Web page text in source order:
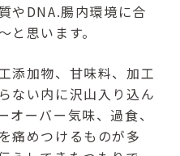
やDNA.腸内環境に合
と思います。
添加物、甘味料、加工
ない内に沢山入り込ん
オーバー気味、過食、
痛めつけるものが多